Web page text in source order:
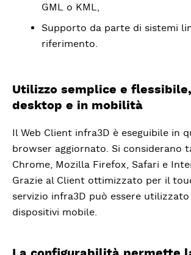
GML o KML,
Supporto da parte di sistemi
riferimento.
Utilizzo semplice e
desktop e in mobilità
Il Web Client infra3D è eseguibile in
browser aggiornato. Si considerano
Chrome, Mozilla Firefox, Safari e
Grazie al Client ottimizzato per il
servizio infra3D può essere utilizzato
dispositivi mobile.